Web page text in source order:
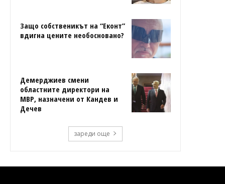
Защо собственикът на “Еконт”
вдигна цените необосновано?
Демерджиев смени
областните директори на
МВР, назначени от Кандев и
Дечев
зареди още